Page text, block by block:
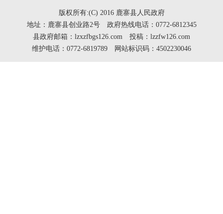
版权所有:(C) 2016 鹿寨县人民政府
地址：鹿寨县创业路2号 政府热线电话：0772-6812345
县政府邮箱：lzxzfbgs126.com 投稿：lzzfw126.com
维护电话：0772-6819789 网站标识码：4502230046